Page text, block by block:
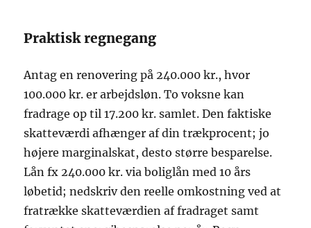
Praktisk regnegang
Antag en renovering på 240.000 kr., hvor
100.000 kr. er arbejdsløn. To voksne kan
fradrage op til 17.200 kr. samlet. Den faktiske
skatteværdi afhænger af din trækprocent; jo
højere marginalskat, desto større besparelse.
Lån fx 240.000 kr. via boliglån med 10 års
løbetid; nedskriv den reelle omkostning ved at
fratrække skatteværdien af fradraget samt